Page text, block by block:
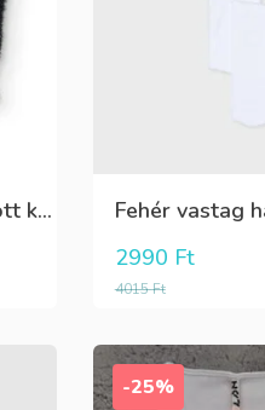
Fekete,fehér,ezüst kötött kesztyű
4015Ft
2990 Ft
-25%